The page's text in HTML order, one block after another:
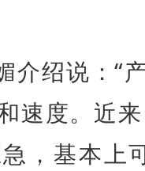
介绍说：“
速度。近
，基本上